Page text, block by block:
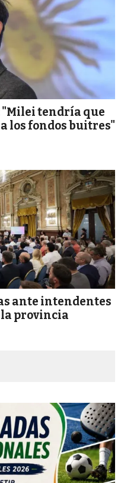
"Milei tendría que
los fondos buitres"
ante intendentes
provincia